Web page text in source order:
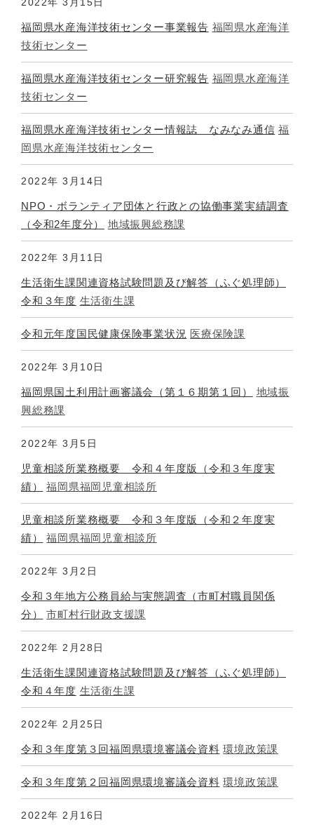
福岡県水産海洋技術センター事業報告 福岡県水産海洋
技術センター
福岡県水産海洋技術センター研究報告 福岡県水産海洋
技術センター
福岡県水産海洋技術センター情報誌 なみなみ通信 福
岡県水産海洋技術センター
2022年 3月14日
NPO・ボランティア団体と行政との協働事業実績調査
（令和2年度分）
地域振興総務課
2022年 3月11日
生活衛生課関連資格試験問題及び解答（ふぐ処理師）
令和３年度 生活衛生課
令和元年度国民健康保険事業状況 医療保険課
2022年 3月10日
福岡県国土利用計画審議会（第１６期第１回）
地域振
興総務課
2022年 3月5日
児童相談所業務概要 令和４年度版（令和３年度実
績）
福岡県福岡児童相談所
児童相談所業務概要 令和３年度版（令和２年度実
績）
福岡県福岡児童相談所
2022年 3月2日
令和３年地方公務員給与実態調査（市町村職員関係
分）
市町村行財政支援課
2022年 2月28日
生活衛生課関連資格試験問題及び解答（ふぐ処理師）
令和４年度 生活衛生課
2022年 2月25日
令和３年度第３回福岡県環境審議会資料 環境政策課
令和３年度第２回福岡県環境審議会資料 環境政策課
2022年 2月16日